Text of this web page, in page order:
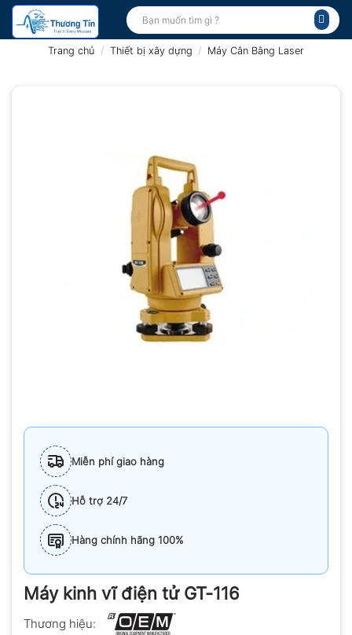
Bỏ
qua
Tìm
kiếm:
Trang chủ / Thiết bị xây dựng / Máy Cân Bằng Laser
Miễn phí giao hàng
Hỗ trợ 24/7
Hàng chính hãng 100%
Máy kinh vĩ điện tử GT-116
Thương hiệu: